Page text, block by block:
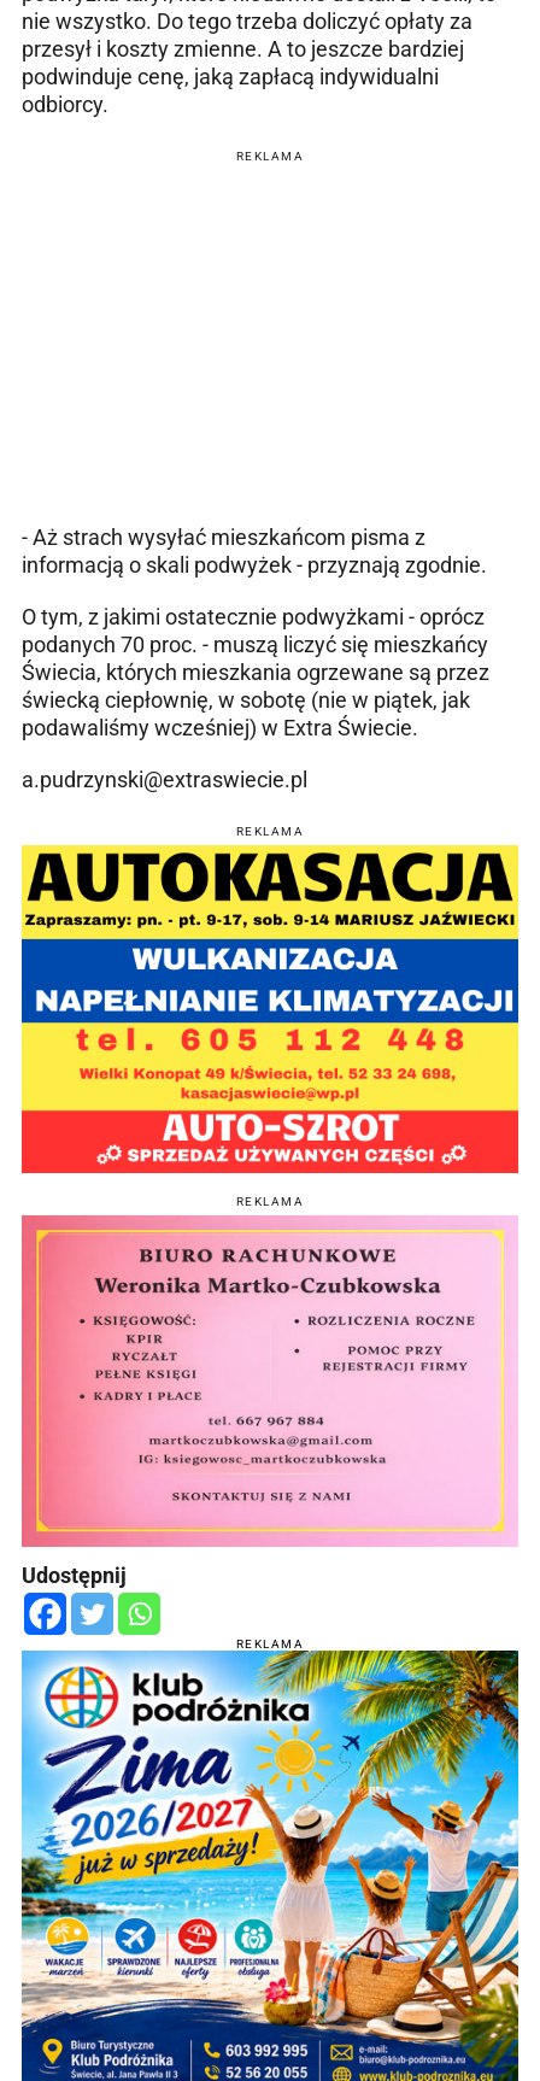
nie wszystko. Do tego trzeba doliczyć opłaty za
przesył i koszty zmienne. A to jeszcze bardziej
podwinduje cenę, jaką zapłacą indywidualni
odbiorcy.
REKLAMA
- Aż strach wysyłać mieszkańcom pisma z
informacją o skali podwyżek - przyznają zgodnie.
O tym, z jakimi ostatecznie podwyżkami - oprócz
podanych 70 proc. - muszą liczyć się mieszkańcy
Świecia, których mieszkania ogrzewane są przez
świecką ciepłownię, w sobotę (nie w piątek, jak
podawaliśmy wcześniej) w Extra Świecie.
a.pudrzynski@extraswiecie.pl
REKLAMA
REKLAMA
Udostępnij
REKLAMA